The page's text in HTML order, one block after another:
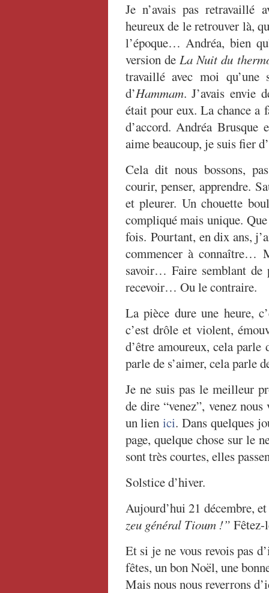
Je n’avais pas retravaillé
heureux de le retrouver là,
l’époque… Andréa, bien
version de La Nuit du
travaillé avec moi
d’Hammam. J’avais envie
était pour eux. La chance a
d’accord. Andréa
aime beaucoup, je suis fier
Cela dit nous bossons,
courir, penser, apprendre.
et pleurer. Un chouette
compliqué mais unique.
fois. Pourtant, en dix ans,
commencer à connaître…
savoir… Faire semblant
recevoir… Ou le contraire.
La pièce dure une heure,
c’est drôle et violent,
d’être amoureux, cela
parle de s’aimer, cela parle
Je ne suis pas le meilleur
de dire “venez”, venez
un lienici. Dans quelques
page, quelque chose sur le
sont très courtes, elles
Solstice d’hiver.
Aujourd’hui 21 décembre,
zeu général Tioum !”
Et si je ne vous revois pas
fêtes, un bon Noël, une
Mais nous nous reverrons